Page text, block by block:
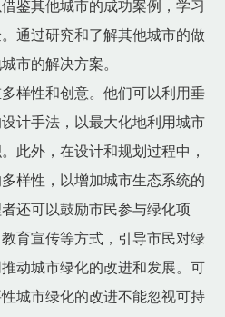
鉴其他城市的成功案例，学习
通过研究和了解其他城市的做
市的解决方案。
样性和创意。他们可以利用垂
计手法，以最大化地利用城市
此外，在设计和规划过程中，
样性，以增加城市生态系统的
还可以鼓励市民参与绿化项
育宣传等方式，引导市民对绿
动城市绿化的改进和发展。可
城市绿化的改进不能忽视可持